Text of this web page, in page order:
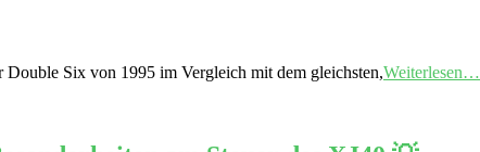
Six von 1995 im Vergleich mit dem gleichsten,Weiterlesen…